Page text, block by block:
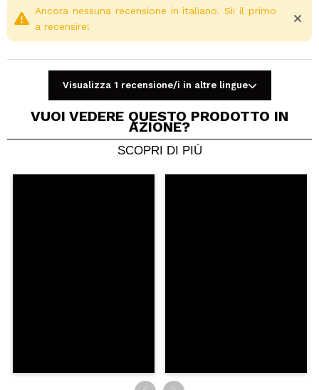
Condividi un video o una foto
Il tuo video potrebbe essere il primo. Immaginalo...
Ancora nessuna recensione in italiano. Sii il primo
a recensire!
Visualizza 1 recensione/i in altre lingue
VUOI VEDERE QUESTO PRODOTTO IN
AZIONE?
SCOPRI DI PIÙ